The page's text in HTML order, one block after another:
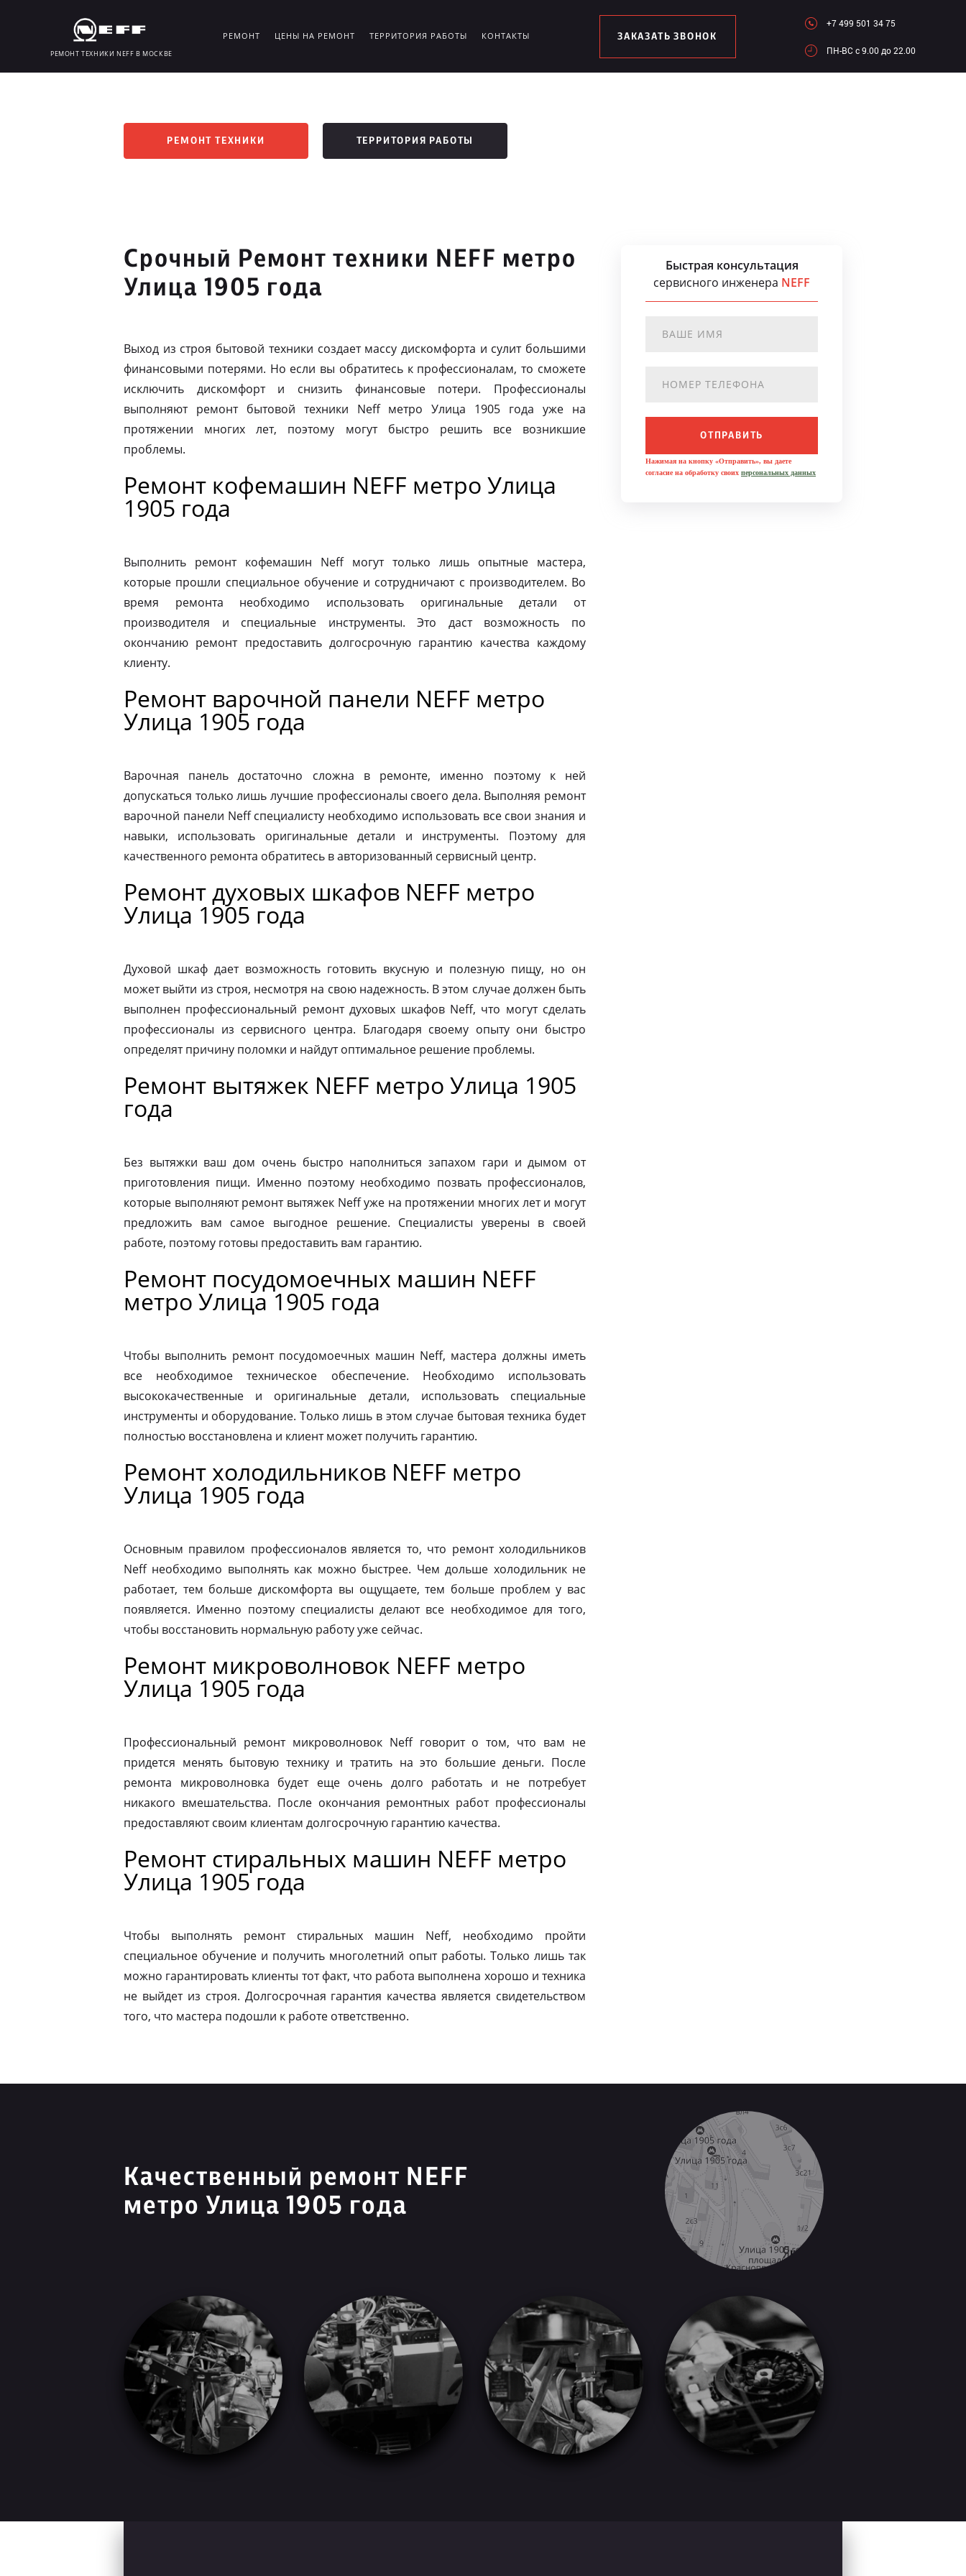
РЕМОНТ ТЕХНИКИ NEFF В МОСКВЕ
РЕМОНТ ЦЕНЫ НА РЕМОНТ ТЕРРИТОРИЯ РАБОТЫ КОНТАКТЫ ЗАКАЗАТЬ ЗВОНОК
+7 499 501 34 75
ПН-ВC c 9.00 до 22.00
РЕМОНТ ТЕХНИКИ ТЕРРИТОРИЯ РАБОТЫ
Срочный Ремонт техники NEFF метро
Улица 1905 года
Выход из строя бытовой техники создает массу дискомфорта и сулит большими
финансовыми потерями. Но если вы обратитесь к профессионалам, то сможете
исключить дискомфорт и снизить финансовые потери. Профессионалы
выполняют ремонт бытовой техники Neff метро Улица 1905 года уже на
протяжении многих лет, поэтому могут быстро решить все возникшие
проблемы.
Ремонт кофемашин NEFF метро Улица
1905 года
Выполнить ремонт кофемашин Neff могут только лишь опытные мастера,
которые прошли специальное обучение и сотрудничают с производителем. Во
время ремонта необходимо использовать оригинальные детали от
производителя и специальные инструменты. Это даст возможность по
окончанию ремонт предоставить долгосрочную гарантию качества каждому
клиенту.
Ремонт варочной панели NEFF метро
Улица 1905 года
Варочная панель достаточно сложна в ремонте, именно поэтому к ней
допускаться только лишь лучшие профессионалы своего дела. Выполняя ремонт
варочной панели Neff специалисту необходимо использовать все свои знания и
навыки, использовать оригинальные детали и инструменты. Поэтому для
качественного ремонта обратитесь в авторизованный сервисный центр.
Ремонт духовых шкафов NEFF метро
Улица 1905 года
Духовой шкаф дает возможность готовить вкусную и полезную пищу, но он
может выйти из строя, несмотря на свою надежность. В этом случае должен быть
выполнен профессиональный ремонт духовых шкафов Neff, что могут сделать
профессионалы из сервисного центра. Благодаря своему опыту они быстро
определят причину поломки и найдут оптимальное решение проблемы.
Ремонт вытяжек NEFF метро Улица 1905
года
Без вытяжки ваш дом очень быстро наполниться запахом гари и дымом от
приготовления пищи. Именно поэтому необходимо позвать профессионалов,
которые выполняют ремонт вытяжек Neff уже на протяжении многих лет и могут
предложить вам самое выгодное решение. Специалисты уверены в своей
работе, поэтому готовы предоставить вам гарантию.
Ремонт посудомоечных машин NEFF
метро Улица 1905 года
Чтобы выполнить ремонт посудомоечных машин Neff, мастера должны иметь
все необходимое техническое обеспечение. Необходимо использовать
высококачественные и оригинальные детали, использовать специальные
инструменты и оборудование. Только лишь в этом случае бытовая техника будет
полностью восстановлена и клиент может получить гарантию.
Ремонт холодильников NEFF метро
Улица 1905 года
Основным правилом профессионалов является то, что ремонт холодильников
Neff необходимо выполнять как можно быстрее. Чем дольше холодильник не
работает, тем больше дискомфорта вы ощущаете, тем больше проблем у вас
появляется. Именно поэтому специалисты делают все необходимое для того,
чтобы восстановить нормальную работу уже сейчас.
Ремонт микроволновок NEFF метро
Улица 1905 года
Профессиональный ремонт микроволновок Neff говорит о том, что вам не
придется менять бытовую технику и тратить на это большие деньги. После
ремонта микроволновка будет еще очень долго работать и не потребует
никакого вмешательства. После окончания ремонтных работ профессионалы
предоставляют своим клиентам долгосрочную гарантию качества.
Ремонт стиральных машин NEFF метро
Улица 1905 года
Чтобы выполнять ремонт стиральных машин Neff, необходимо пройти
специальное обучение и получить многолетний опыт работы. Только лишь так
можно гарантировать клиенты тот факт, что работа выполнена хорошо и техника
не выйдет из строя. Долгосрочная гарантия качества является свидетельством
того, что мастера подошли к работе ответственно.
Быстрая консультация
сервисного инженера NEFF
ОТПРАВИТЬ
Нажимая на кнопку «Отправить», вы даете
согласие на обработку своих персональных данных
Качественный ремонт NEFF
метро Улица 1905 года